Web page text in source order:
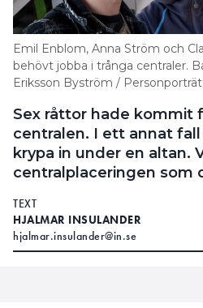
på?
En betjäningsbar del, som
manövrera, bör placeras
– Betjäningsplanet är inte
på alla möjliga konstiga
betjäningsplanet är helt
industrin kan centraler sitta
behöver köra fram en
betjäningsplanet.
Emil Enblom, Anna Ström och
behövt jobba i trånga centraler.
Eriksson Byström /
Sex råttor hade kommit
centralen. I ett annat
krypa in under en altan.
centralplaceringen som
TEXT
HJALMAR INSULANDER
hjalmar.insulander@in.se